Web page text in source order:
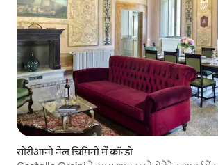
सोरीआनो नेल चिमिनो में कॉन्डो